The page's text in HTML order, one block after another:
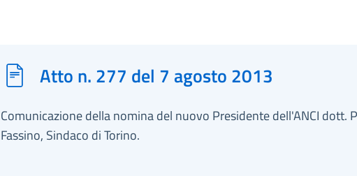
Atto n. 277 del 7 agosto 2013
Comunicazione della nomina del nuovo Presidente dell'ANCI dott.
Fassino, Sindaco di Torino.